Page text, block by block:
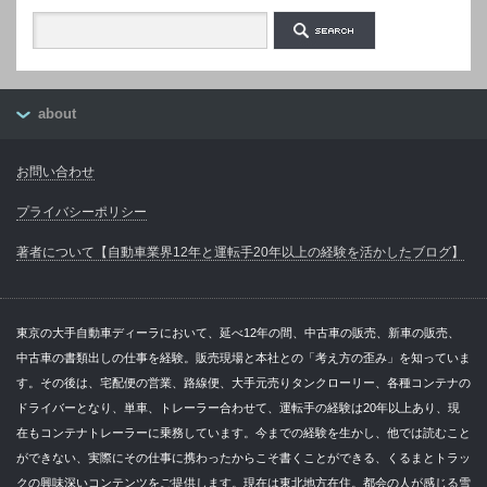
about
お問い合わせ
プライバシーポリシー
著者について【自動車業界12年と運転手20年以上の経験を活かしたブログ】
東京の大手自動車ディーラにおいて、延べ12年の間、中古車の販売、新車の販売、
中古車の書類出しの仕事を経験。販売現場と本社との「考え方の歪み」を知っていま
す。その後は、宅配便の営業、路線便、大手元売りタンクローリー、各種コンテナの
ドライバーとなり、単車、トレーラー合わせて、運転手の経験は20年以上あり、現
在もコンテナトレーラーに乗務しています。今までの経験を生かし、他では読むこと
ができない、実際にその仕事に携わったからこそ書くことができる、くるまとトラッ
クの興味深いコンテンツをご提供します。現在は東北地方在住。都会の人が感じる雪